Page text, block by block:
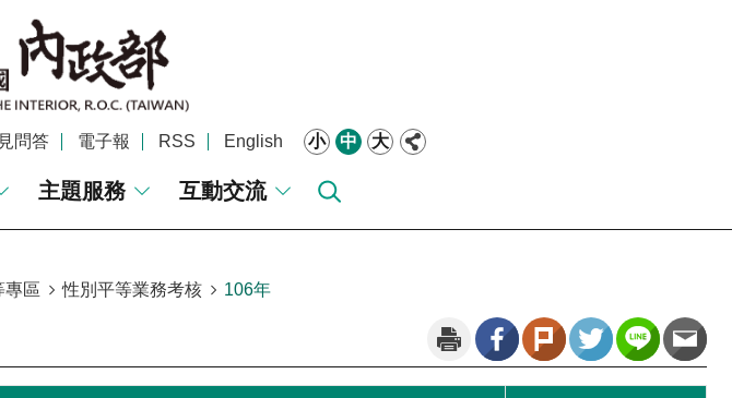
問答 電子報 RSS English 小 中 大
主題服務 互動交流
專區 性別平等業務考核 106年